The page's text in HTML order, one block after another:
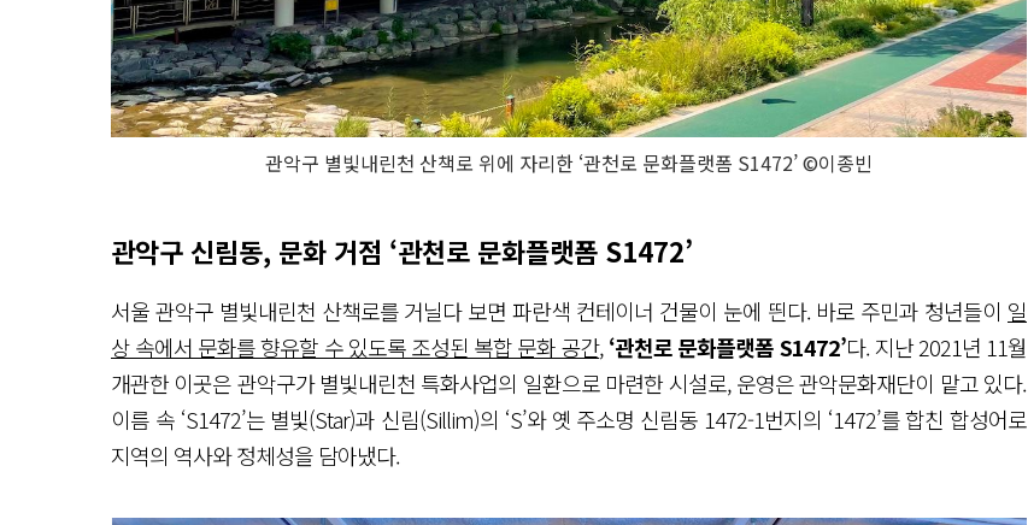
관악구 별빛내린천 산책로 위에 자리한 ‘관천로 문화플랫폼 S1472’ ©이종빈
관악구 신림동, 문화 거점 ‘관천로 문화플랫폼 S1472’
서울 관악구 별빛내린천 산책로를 거닐다 보면 파란색 컨테이너 건물이 눈에 띈다. 바로 주민과 청년들이 일
상 속에서 문화를 향유할 수 있도록 조성된 복합 문화 공간,‘관천로 문화플랫폼 S1472’다. 지난 2021년 11월
개관한 이곳은 관악구가 별빛내린천 특화사업의 일환으로 마련한 시설로, 운영은 관악문화재단이 맡고 있다.
이름 속 ‘S1472’는 별빛(Star)과 신림(Sillim)의 ‘S’와 옛 주소명 신림동 1472-1번지의 ‘1472’를 합친 합성어로
지역의 역사와 정체성을 담아냈다.